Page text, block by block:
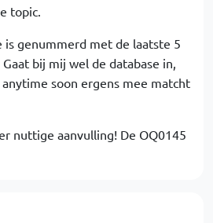
topic.
is genummerd met de laatste 5
bij mij wel de database in,
soon ergens mee matcht
nuttige aanvulling! De OQ0145